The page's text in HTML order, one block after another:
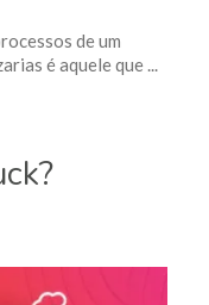
de um
é aquele que ...